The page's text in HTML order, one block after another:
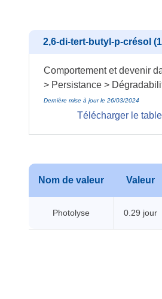
2,6-di-tert-butyl-p-crésol
Comportement et devenir
> Persistance >
Dernière mise à jour le 26/03/2024
Télécharger le
Nom de valeur Valeur
Photolyse 0.29 jour